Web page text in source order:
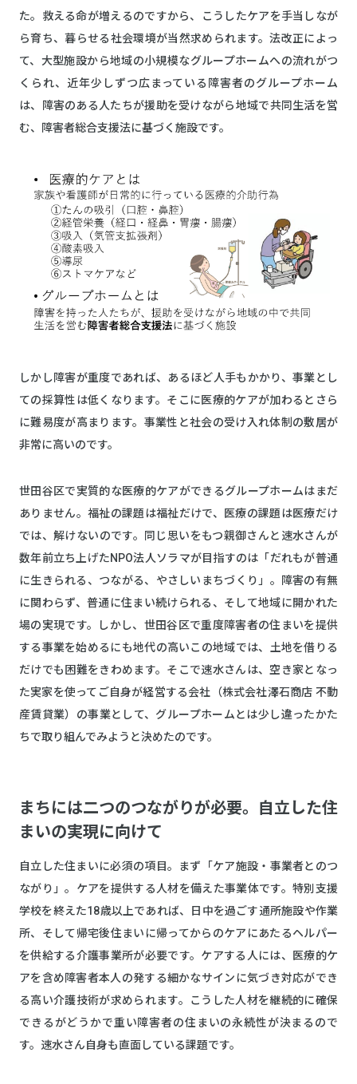
た。救える命が増えるのですから、こうしたケアを手当しなが
ら育ち、暮らせる社会環境が当然求められます。法改正によっ
て、大型施設から地域の小規模なグループホームへの流れがつ
くられ、近年少しずつ広まっている障害者のグループホーム
は、障害のある人たちが援助を受けながら地域で共同生活を営
む、障害者総合支援法に基づく施設です。
しかし障害が重度であれば、あるほど人手もかかり、事業とし
ての採算性は低くなります。そこに医療的ケアが加わるとさら
に難易度が高まります。事業性と社会の受け入れ体制の敷居が
非常に高いのです。
世田谷区で実質的な医療的ケアができるグループホームはまだ
ありません。福祉の課題は福祉だけで、医療の課題は医療だけ
では、解けないのです。同じ思いをもつ親御さんと速水さんが
数年前立ち上げたNPO法人ソラマが目指すのは「だれもが普通
に生きられる、つながる、やさしいまちづくり」。障害の有無
に関わらず、普通に住まい続けられる、そして地域に開かれた
場の実現です。しかし、世田谷区で重度障害者の住まいを提供
する事業を始めるにも地代の高いこの地域では、土地を借りる
だけでも困難をきわめます。そこで速水さんは、空き家となっ
た実家を使ってご自身が経営する会社（株式会社澤石商店 不動
産賃貸業）の事業として、グループホームとは少し違ったかた
ちで取り組んでみようと決めたのです。
まちには二つのつながりが必要。自立した住
まいの実現に向けて
自立した住まいに必須の項目。まず「ケア施設・事業者とのつ
ながり」。ケアを提供する人材を備えた事業体です。特別支援
学校を終えた18歳以上であれば、日中を過ごす通所施設や作業
所、そして帰宅後住まいに帰ってからのケアにあたるヘルパー
を供給する介護事業所が必要です。ケアする人には、医療的ケ
アを含め障害者本人の発する細かなサインに気づき対応ができ
る高い介護技術が求められます。こうした人材を継続的に確保
できるがどうかで重い障害者の住まいの永続性が決まるので
す。速水さん自身も直面している課題です。